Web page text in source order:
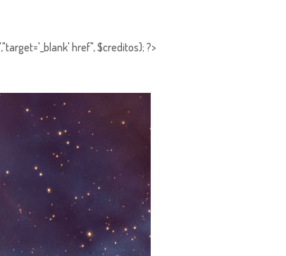
href", $creditos); ?>